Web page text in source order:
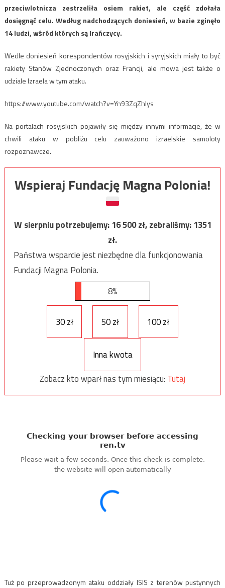
przeciwlotnicza zestrzeliła osiem rakiet, ale część zdołała
dosięgnąć celu. Według nadchodzących doniesień, w bazie zginęło
14 ludzi, wśród których są Irańczycy.
Wedle doniesień korespondentów rosyjskich i syryjskich miały to być
rakiety Stanów Zjednoczonych oraz Francji, ale mowa jest także o
udziale Izraela w tym ataku.
https://www.youtube.com/watch?v=Yn93ZqZhlys
Na portalach rosyjskich pojawiły się między innymi informacje, że w
chwili ataku w pobliżu celu zauważono izraelskie samoloty
rozpoznawcze.
Wspieraj Fundację Magna Polonia!
W sierpniu potrzebujemy:16 500zł, zebraliśmy:1351
zł.
Państwa wsparcie jest niezbędne dla funkcjonowania
Fundacji Magna Polonia.
8%
30 zł 50 zł 100 zł
Inna kwota
Zobacz kto wparł nas tym miesiącu: Tutaj
Tuż po przeprowadzonym ataku oddziały ISIS z terenów pustynnych